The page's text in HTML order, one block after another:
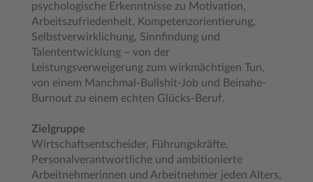
psychologische Erkenntnisse zu Motivation,
Arbeitszufriedenheit, Kompetenzorientierung,
Selbstverwirklichung, Sinnfindung und
Talententwicklung – von der
Leistungsverweigerung zum wirkmächtigen Tun,
von einem Manchmal-Bullshit-Job und Beinahe-
Burnout zu einem echten Glücks-Beruf.
Zielgruppe
Wirtschaftsentscheider, Führungskräfte,
Personalverantwortliche und ambitionierte
Arbeitnehmerinnen und Arbeitnehmer jeden Alters,